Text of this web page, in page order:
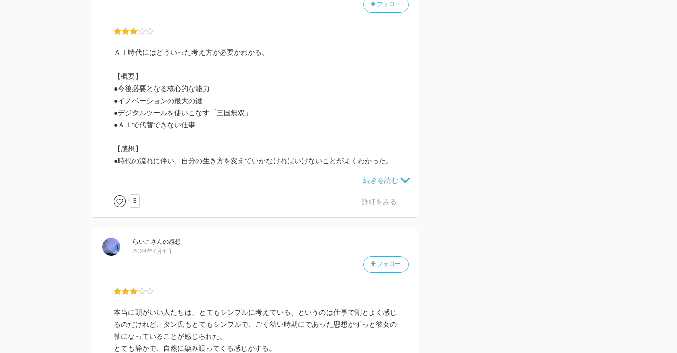
フォロー
ＡＩ時代にはどういった考え方が必要かわかる。
【概要】
●今後必要となる核心的な能力
●イノベーションの最大の鍵
●デジタルツールを使いこなす「三国無双」
●ＡＩで代替できない仕事
【感想】
●時代の流れに伴い、自分の生き方を変えていかなければいけないことがよくわかった。
3 詳細をみる
らいこ さんの感想
フォロー
2024年7月4日
本当に頭がいい人たちは、とてもシンプルに考えている、というのは仕事で割とよく感じ
るのだけれど、タン氏もとてもシンプルで、ごく幼い時期にであった思想がずっと彼女の
軸になっていることが感じられた。
とても静かで、自然に染み渡ってくる感じがする。